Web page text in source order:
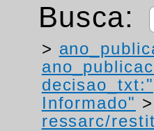
Busca:
>
Informado" >
ressarc/